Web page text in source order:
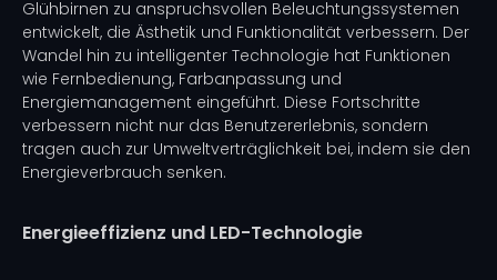
Glühbirnen zu anspruchsvollen Beleuchtungssystemen
entwickelt, die Ästhetik und Funktionalität verbessern. Der
Wandel hin zu intelligenter Technologie hat Funktionen
wie Fernbedienung, Farbanpassung und
Energiemanagement eingeführt. Diese Fortschritte
verbessern nicht nur das Benutzererlebnis, sondern
tragen auch zur Umweltverträglichkeit bei, indem sie den
Energieverbrauch senken.
Energieeffizienz und LED-Technologie